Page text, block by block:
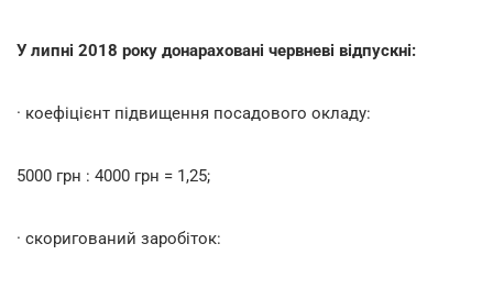
У липні 2018 року донараховані червневі відпускні:
· коефіцієнт підвищення посадового окладу:
5000 грн : 4000 грн = 1,25;
· скоригований заробіток: